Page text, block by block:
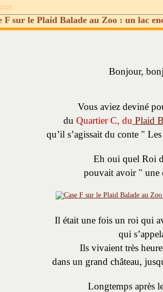
F sur le Plaid Balade au Zoo : un lac
Bonjour,
Vous aviez deviné
du Quartier C, du Plaid
qu’il s’agissait du conte "
Eh oui quel Roi
pouvait avoir " une
Il était une fois un roi qui
qui
Ils vivaient très
dans un grand château,
Longtemps après